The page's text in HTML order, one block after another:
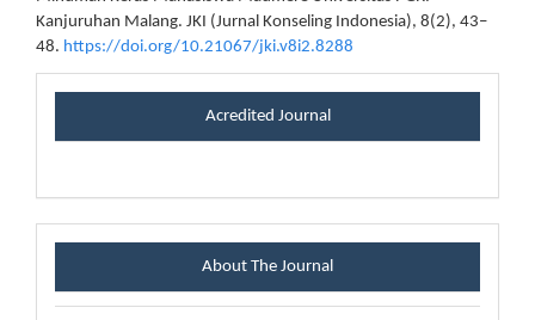
Kanjuruhan Malang. JKI (Jurnal Konseling Indonesia), 8(2), 43–
48. https://doi.org/10.21067/jki.v8i2.8288
certificateblock
Acredited Journal
About The Journal